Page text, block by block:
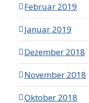
Februar 2019
Januar 2019
Dezember 2018
November 2018
Oktober 2018